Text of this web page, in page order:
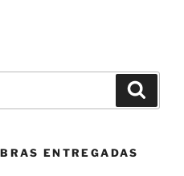
ENTREGADAS